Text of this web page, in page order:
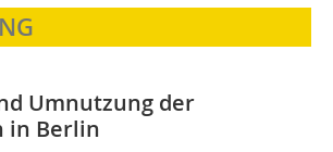
Umnutzung der
in Berlin